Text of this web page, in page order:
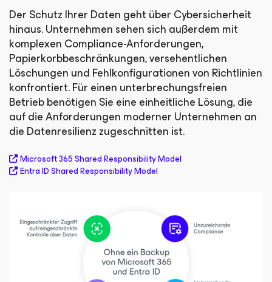
Der Schutz Ihrer Daten geht über Cybersicherheit
hinaus. Unternehmen sehen sich außerdem mit
komplexen Compliance-Anforderungen,
Papierkorbbeschränkungen, versehentlichen
Löschungen und Fehlkonfigurationen von Richtlinien
konfrontiert. Für einen unterbrechungsfreien
Betrieb benötigen Sie eine einheitliche Lösung, die
auf die Anforderungen moderner Unternehmen an
die Datenresilienz zugeschnitten ist.
Microsoft 365 Shared Responsibility Model
Entra ID Shared Responsibility Model